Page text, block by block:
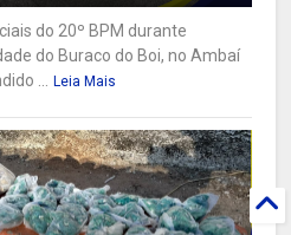
do 20º BPM durante
do Buraco do Boi, no Ambaí
...
Leia Mais